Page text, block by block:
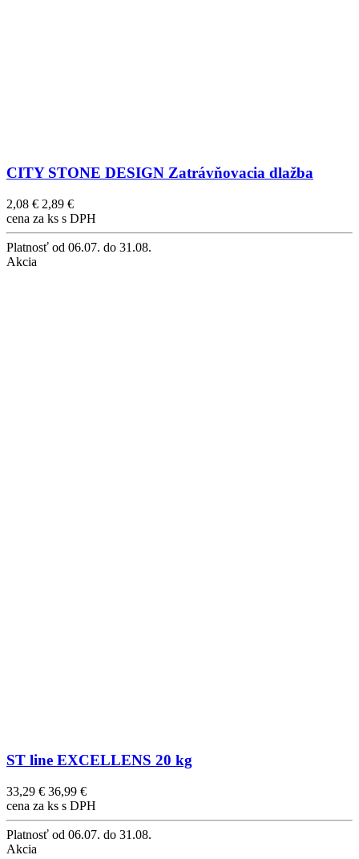
CITY STONE DESIGN Zatrávňovacia dlažba
2,08 € 2,89 €
cena za ks s DPH
Platnosť od 06.07. do 31.08.
Akcia
ST line EXCELLENS 20 kg
33,29 € 36,99 €
cena za ks s DPH
Platnosť od 06.07. do 31.08.
Akcia